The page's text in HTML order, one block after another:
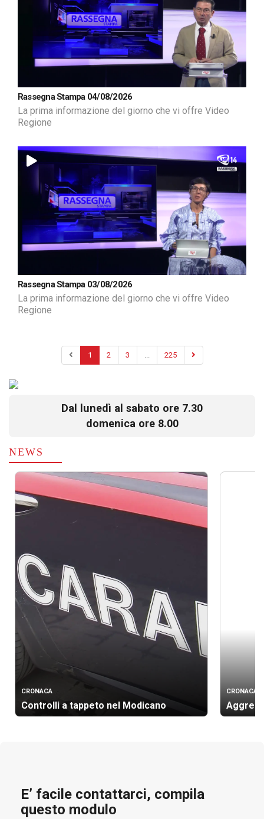
Rassegna Stampa 04/08/2026
La prima informazione del giorno che vi offre Video
Regione
Rassegna Stampa 03/08/2026
La prima informazione del giorno che vi offre Video
Regione
1 2 3 225
Dal lunedì al sabato ore 7.30
domenica ore 8.00
NEWS
CRONACA
Controlli a tappeto nel Modicano
CRONACA
E’ facile contattarci, compila
questo modulo